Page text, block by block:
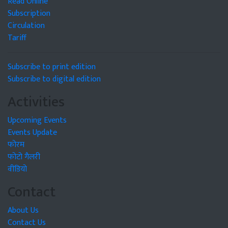
Subscription
Circulation
Tariff
Subscribe to print edition
Subscribe to digital edition
Activities
Upcoming Events
Events Update
फोरम
फोटो गैलरी
वीडियो
Contact
About Us
Contact Us